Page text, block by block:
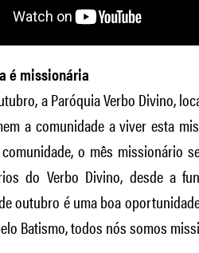
é missionária
a Paróquia Verbo Divino,
a comunidade a viver esta
o mês missionário
do Verbo Divino, desde a
outubro é uma boa
Batismo, todos nós somos